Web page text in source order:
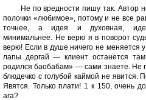
Не по вредности пишу так. Автор
полочки «любимое», потому и не все
точнее, а идея и духовная,
минимальнее. Не верю я в поворот
верю! Если в душе ничего не меняется
лапы дергай — клиент останется
родился баобабам» — сами знаете. Не
блюдечко с голубой каймой не явится.
Явятся. Только плати! 1 к 150, очень
ага?